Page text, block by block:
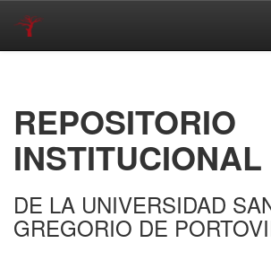
REPOSITORIO
INSTITUCIONAL
DE LA UNIVERSIDAD
GREGORIO DE